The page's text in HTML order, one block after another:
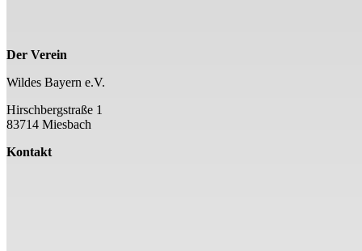
Der Verein
Wildes Bayern e.V.
Hirschbergstraße 1
83714 Miesbach
Kontakt